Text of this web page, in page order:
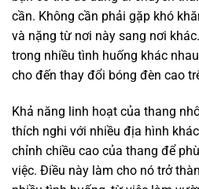
cần. Không cần phải gặp khó
và nặng từ nơi này sang nơi
trong nhiều tình huống khác
cho đến thay đổi bóng đèn cao
Khả năng linh hoạt của thang
thích nghi với nhiều địa hình
chỉnh chiều cao của thang để
việc. Điều này làm cho nó trở